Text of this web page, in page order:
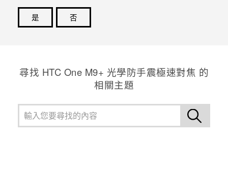
是
否
尋找 HTC One M9+ 光學防手震極速對焦 的
相關主題